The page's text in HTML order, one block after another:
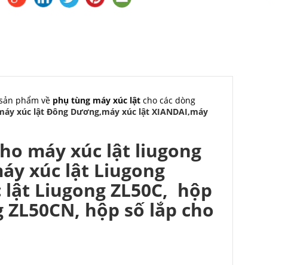
phẩm về phụ tùng máy xúc lật cho các dòng
xúc lật Đông Dương,máy xúc lật XIANDAI,máy
máy xúc lật liugong
xúc lật Liugong
Liugong ZL50C, hộp
hộp số lắp cho